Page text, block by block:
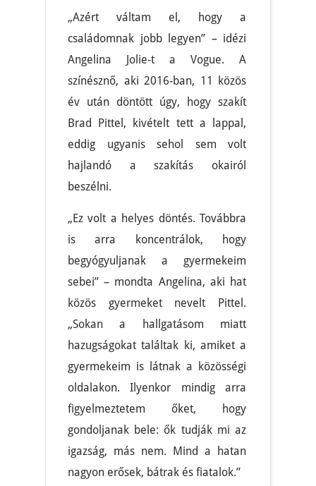
„Azért váltam el, hogy a
családomnak jobb legyen” – idézi
Angelina Jolie-t a Vogue. A
színésznő, aki 2016-ban, 11 közös
év után döntött úgy, hogy szakít
Brad Pittel, kivételt tett a lappal,
eddig ugyanis sehol sem volt
hajlandó a szakítás okairól
beszélni.
„Ez volt a helyes döntés. Továbbra
is arra koncentrálok, hogy
begyógyuljanak a gyermekeim
sebei” – mondta Angelina, aki hat
közös gyermeket nevelt Pittel.
„Sokan a hallgatásom miatt
hazugságokat találtak ki, amiket a
gyermekeim is látnak a közösségi
oldalakon. Ilyenkor mindig arra
figyelmeztetem őket, hogy
gondoljanak bele: ők tudják mi az
igazság, más nem. Mind a hatan
nagyon erősek, bátrak és fiatalok.”